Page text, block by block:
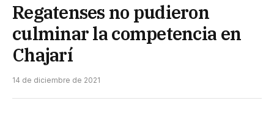
Regatenses no pudieron
culminar la competencia en
Chajarí
14 de diciembre de 2021